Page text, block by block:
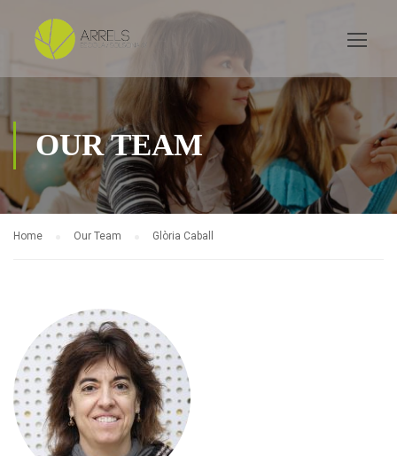
OUR TEAM
Home Our Team Glòria Caball